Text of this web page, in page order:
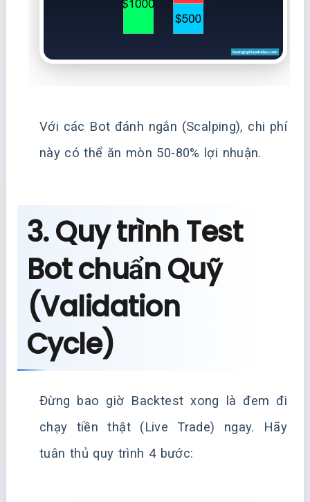
Với các Bot đánh ngắn (Scalping), chi phí
này có thể ăn mòn 50-80% lợi nhuận.
3. Quy trình Test
Bot chuẩn Quỹ
(Validation
Cycle)
Đừng bao giờ Backtest xong là đem đi
chạy tiền thật (Live Trade) ngay. Hãy
tuân thủ quy trình 4 bước: